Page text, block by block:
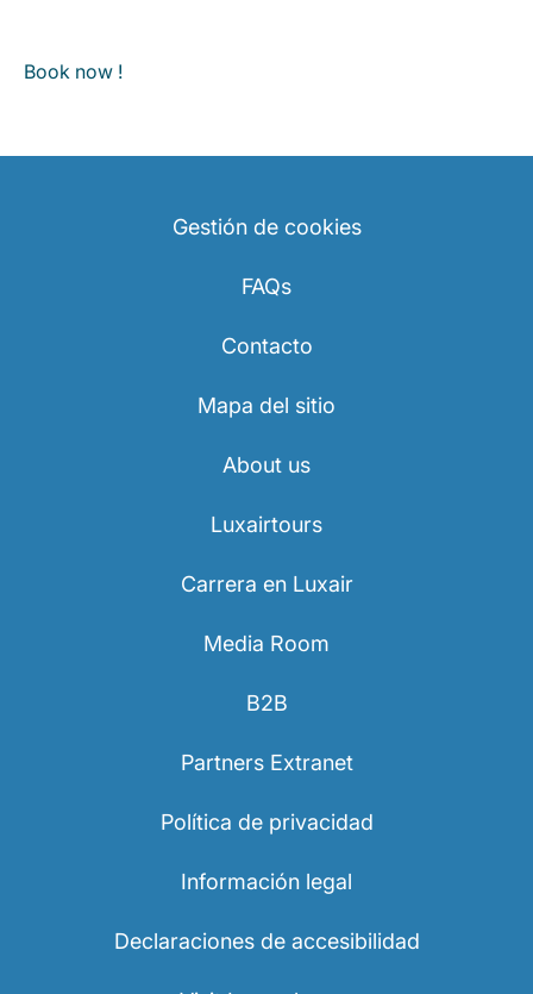
Book now !
Gestión de cookies
FAQs
Contacto
Mapa del sitio
About us
Luxairtours
Carrera en Luxair
Media Room
B2B
Partners Extranet
Política de privacidad
Información legal
Declaraciones de accesibilidad